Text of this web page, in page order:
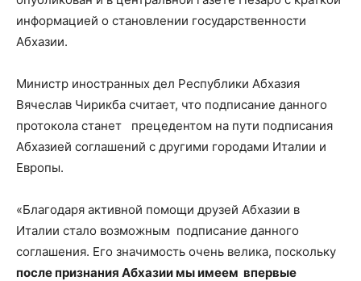
информацией о становлении государственности
Абхазии.
Министр иностранных дел Республики Абхазия
Вячеслав Чирикба считает, что подписание данного
протокола станет прецедентом на пути подписания
Абхазией соглашений с другими городами Италии и
Европы.
«Благодаря активной помощи друзей Абхазии в
Италии стало возможным подписание данного
соглашения. Его значимость очень велика, поскольку
после признания Абхазии мы имеем впервые